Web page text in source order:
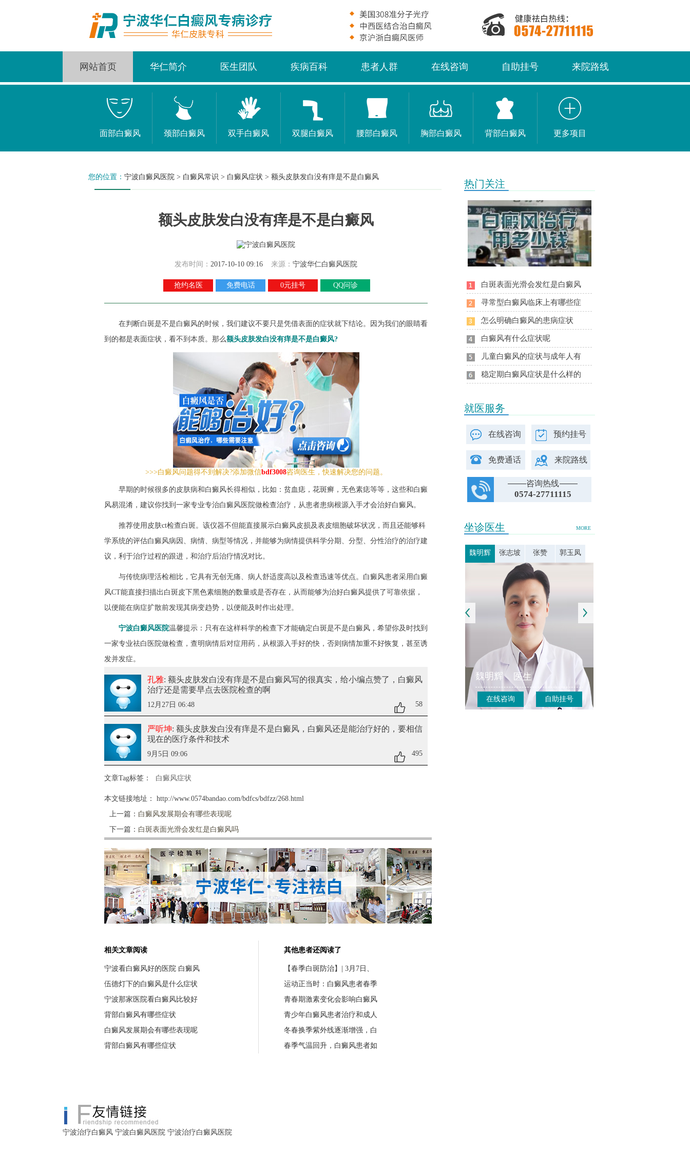
网站首页 华仁简介 医生团队 疾病百科 患者人群 在线咨询 自助挂号 来院路线
面部白癜风 颈部白癜风 双手白癜风 双腿白癜风 腰部白癜风 胸部白癜风 背部白癜风 更多项目
您的位置： 宁波白癜风医院 > 白癜风常识 > 白癜风症状 > 额头皮肤发白没有痒是不是白癜风
额头皮肤发白没有痒是不是白癜风
发布时间： 2017-10-10 09:16 来源： 宁波华仁白癜风医院
抢约名医 免费电话 0元挂号 QQ问诊
在判断白斑是不是白癜风的时候，我们建议不要只是凭借表面的症状就下结论。因为我们的眼睛看
到的都是表面症状，看不到本质。那么额头皮肤发白没有痒是不是白癜风?
>>>白癜风问题得不到解决?添加微信bdf3008咨询医生，快速解决您的问题。
早期的时候很多的皮肤病和白癜风长得相似，比如：贫血痣，花斑癣，无色素痣等等，这些和白癜
风易混淆，建议你找到一家专业专治白癜风医院做检查治疗，从患者患病根源入手才会治好白癜风。
推荐使用皮肤ct检查白斑。该仪器不但能直接展示白癜风皮损及表皮细胞破坏状况，而且还能够科
学系统的评估白癜风病因、病情、病型等情况，并能够为病情提供科学分期、分型、分性治疗的治疗建
议，利于治疗过程的跟进，和治疗后治疗情况对比。
与传统病理活检相比，它具有无创无痛、病人舒适度高以及检查迅速等优点。白癜风患者采用白癜
风CT能直接扫描出白斑皮下黑色素细胞的数量或是否存在，从而能够为治好白癜风提供了可靠依据，
以便能在病症扩散前发现其病变趋势，以便能及时作出处理。
宁波白癜风医院温馨提示：只有在这样科学的检查下才能确定白斑是不是白癜风，希望你及时找到
一家专业祛白医院做检查，查明病情后对症用药，从根源入手好的快，否则病情加重不好恢复，甚至诱
发并发症。
孔雅: 额头皮肤发白没有痒是不是白癜风写的很真实，给小编点赞了，白癜风
治疗还是需要早点去医院检查的啊
12月27日 06:48 58
严听坤: 额头皮肤发白没有痒是不是白癜风，白癜风还是能治疗好的，要相信
现在的医疗条件和技术
9月5日 09:06 495
文章Tag标签： 白癜风症状
本文链接地址：
http://www.0574bandao.com/bdfcs/bdfzz/268.html
上一篇： 白癜风发展期会有哪些表现呢
下一篇： 白斑表面光滑会发红是白癜风吗
相关文章阅读
宁波看白癜风好的医院 白癜风
伍德灯下的白癜风是什么症状
宁波那家医院看白癜风比较好
背部白癜风有哪些症状
白癜风发展期会有哪些表现呢
背部白癜风有哪些症状
其他患者还阅读了
【春季白斑防治】| 3月7日、
运动正当时：白癜风患者春季
青春期激素变化会影响白癜风
青少年白癜风患者治疗和成人
冬春换季紫外线逐渐增强，白
春季气温回升，白癜风患者如
热门关注
白斑表面光滑会发红是白癜风
寻常型白癜风临床上有哪些症
怎么明确白癜风的患病症状
白癜风有什么症状呢
儿童白癜风的症状与成年人有
稳定期白癜风症状是什么样的
就医服务
在线咨询 预约挂号
免费通话 来院路线
咨询热线
0574-27711115
MORE
坐诊医生
魏明辉 张志坡 张赞 郭玉凤
魏明辉 医生
在线咨询 自助挂号
宁波治疗白癜风 宁波白癜风医院 宁波治疗白癜风医院